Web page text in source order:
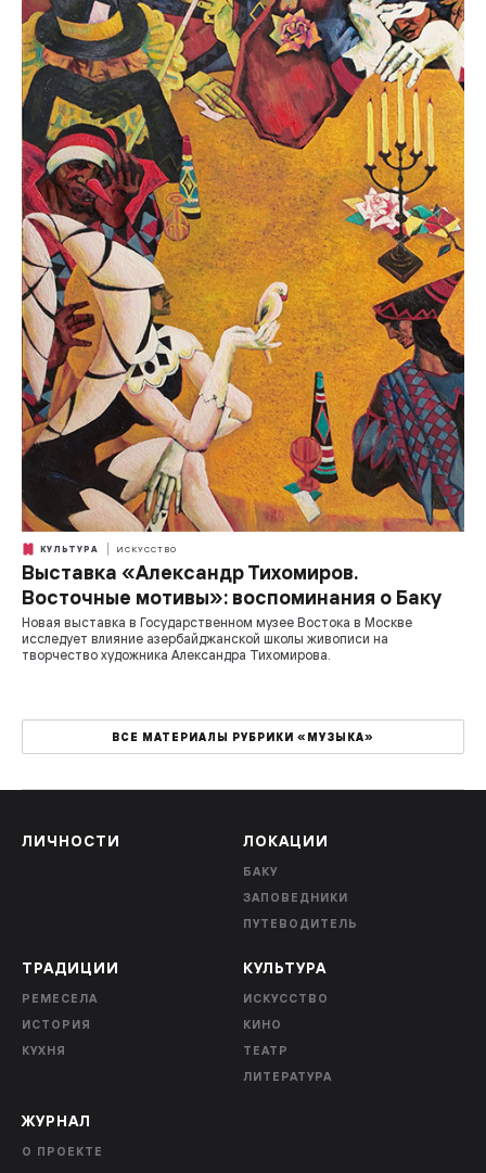
КУЛЬТУРА ИСКУССТВО
Выставка «Александр Тихомиров.
Восточные мотивы»: воспоминания о Баку
Новая выставка в Государственном музее Востока в Москве
исследует влияние азербайджанской школы живописи на
творчество художника Александра Тихомирова.
ВСЕ МАТЕРИАЛЫ РУБРИКИ «МУЗЫКА»
ЛИЧНОСТИ ЛОКАЦИИ
БАКУ
ЗАПОВЕДНИКИ
ПУТЕВОДИТЕЛЬ
ТРАДИЦИИ
РЕМЕСЕЛА
ИСТОРИЯ
КУХНЯ
КУЛЬТУРА
ИСКУССТВО
КИНО
ТЕАТР
ЛИТЕРАТУРА
ЖУРНАЛ
О ПРОЕКТЕ